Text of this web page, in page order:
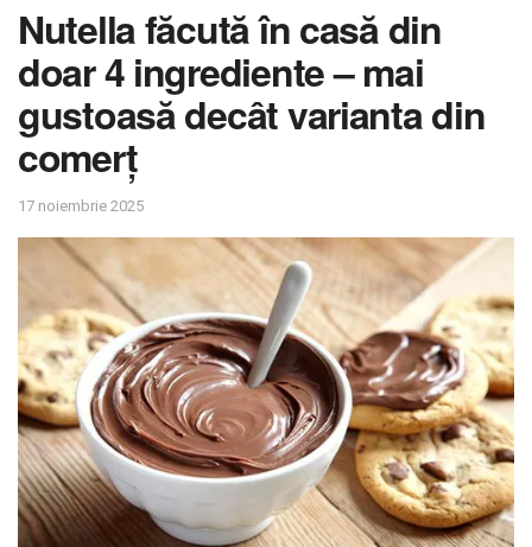
Nutella făcută în casă din
doar 4 ingrediente – mai
gustoasă decât varianta din
comerț
17 noiembrie 2025